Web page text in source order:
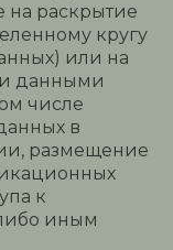
на раскрытие
кругу
или на
данными
числе
в
размещение
к
иным